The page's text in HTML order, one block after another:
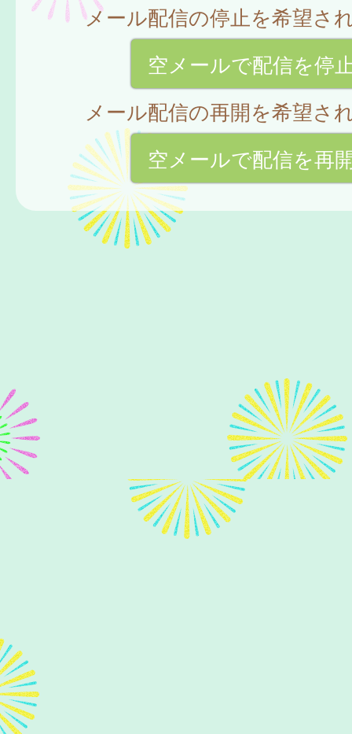
メール配信の停止を希望さ
空メールで配信を停
メール配信の再開を希望さ
空メールで配信を再